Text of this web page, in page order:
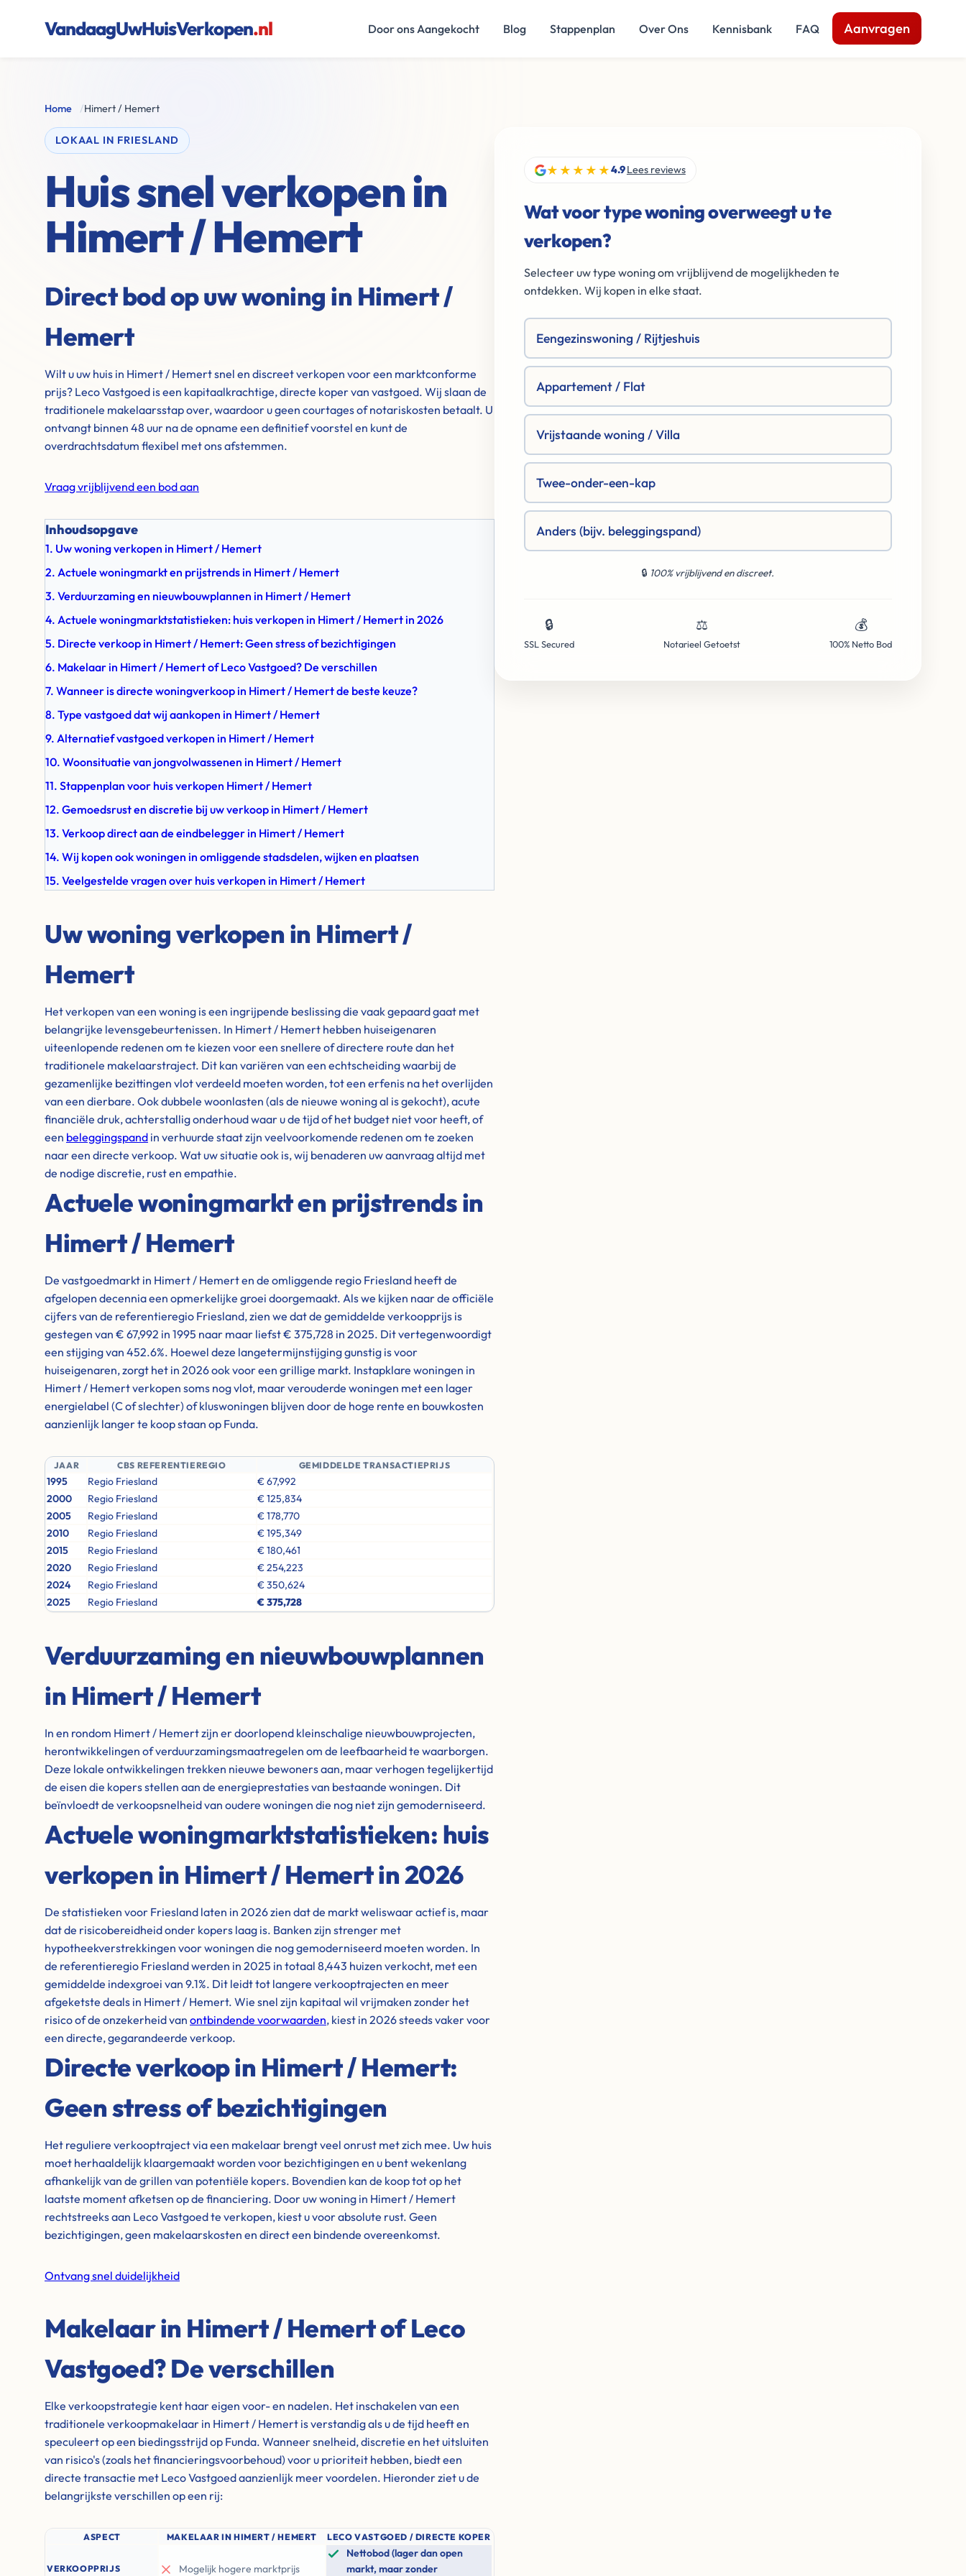
VandaagUwHuisVerkopen.nl Door ons Aangekocht Blog Stappenplan Over Ons Kennisbank FAQ Aanvragen
Home /Himert / Hemert
LOKAAL IN FRIESLAND
Huis snel verkopen in
Himert / Hemert
Direct bod op uw woning in Himert /
Hemert
Wilt u uw huis in Himert / Hemert snel en discreet verkopen voor een marktconforme
prijs? Leco Vastgoed is een kapitaalkrachtige, directe koper van vastgoed. Wij slaan de
traditionele makelaarsstap over, waardoor u geen courtages of notariskosten betaalt. U
ontvangt binnen 48 uur na de opname een definitief voorstel en kunt de
overdrachtsdatum flexibel met ons afstemmen.
Vraag vrijblijvend een bod aan
Inhoudsopgave
1. Uw woning verkopen in Himert / Hemert
2. Actuele woningmarkt en prijstrends in Himert / Hemert
3. Verduurzaming en nieuwbouwplannen in Himert / Hemert
4. Actuele woningmarktstatistieken: huis verkopen in Himert / Hemert in 2026
5. Directe verkoop in Himert / Hemert: Geen stress of bezichtigingen
6. Makelaar in Himert / Hemert of Leco Vastgoed? De verschillen
7. Wanneer is directe woningverkoop in Himert / Hemert de beste keuze?
8. Type vastgoed dat wij aankopen in Himert / Hemert
9. Alternatief vastgoed verkopen in Himert / Hemert
10. Woonsituatie van jongvolwassenen in Himert / Hemert
11. Stappenplan voor huis verkopen Himert / Hemert
12. Gemoedsrust en discretie bij uw verkoop in Himert / Hemert
13. Verkoop direct aan de eindbelegger in Himert / Hemert
14. Wij kopen ook woningen in omliggende stadsdelen, wijken en plaatsen
15. Veelgestelde vragen over huis verkopen in Himert / Hemert
Uw woning verkopen in Himert /
Hemert
Het verkopen van een woning is een ingrijpende beslissing die vaak gepaard gaat met
belangrijke levensgebeurtenissen. In Himert / Hemert hebben huiseigenaren
uiteenlopende redenen om te kiezen voor een snellere of directere route dan het
traditionele makelaarstraject. Dit kan variëren van een echtscheiding waarbij de
gezamenlijke bezittingen vlot verdeeld moeten worden, tot een erfenis na het overlijden
van een dierbare. Ook dubbele woonlasten (als de nieuwe woning al is gekocht), acute
financiële druk, achterstallig onderhoud waar u de tijd of het budget niet voor heeft, of
een beleggingspand in verhuurde staat zijn veelvoorkomende redenen om te zoeken
naar een directe verkoop. Wat uw situatie ook is, wij benaderen uw aanvraag altijd met
de nodige discretie, rust en empathie.
Actuele woningmarkt en prijstrends in
Himert / Hemert
De vastgoedmarkt in Himert / Hemert en de omliggende regio Friesland heeft de
afgelopen decennia een opmerkelijke groei doorgemaakt. Als we kijken naar de officiële
cijfers van de referentieregio Friesland, zien we dat de gemiddelde verkoopprijs is
gestegen van € 67,992 in 1995 naar maar liefst € 375,728 in 2025. Dit vertegenwoordigt
een stijging van 452.6%. Hoewel deze langetermijnstijging gunstig is voor
huiseigenaren, zorgt het in 2026 ook voor een grillige markt. Instapklare woningen in
Himert / Hemert verkopen soms nog vlot, maar verouderde woningen met een lager
energielabel (C of slechter) of kluswoningen blijven door de hoge rente en bouwkosten
aanzienlijk langer te koop staan op Funda.
JAAR CBS REFERENTIEREGIO GEMIDDELDE TRANSACTIEPRIJS
1995 Regio Friesland
€ 67,992
2000
Regio Friesland
€ 125,834
2005
Regio Friesland
€ 178,770
2010
Regio Friesland
€ 195,349
2015
Regio Friesland
€ 180,461
2020
Regio Friesland
€ 254,223
2024
Regio Friesland
€ 350,624
2025
Regio Friesland € 375,728
Verduurzaming en nieuwbouwplannen
in Himert / Hemert
In en rondom Himert / Hemert zijn er doorlopend kleinschalige nieuwbouwprojecten,
herontwikkelingen of verduurzamingsmaatregelen om de leefbaarheid te waarborgen.
Deze lokale ontwikkelingen trekken nieuwe bewoners aan, maar verhogen tegelijkertijd
de eisen die kopers stellen aan de energieprestaties van bestaande woningen. Dit
beïnvloedt de verkoopsnelheid van oudere woningen die nog niet zijn gemoderniseerd.
Actuele woningmarktstatistieken: huis
verkopen in Himert / Hemert in 2026
De statistieken voor Friesland laten in 2026 zien dat de markt weliswaar actief is, maar
dat de risicobereidheid onder kopers laag is. Banken zijn strenger met
hypotheekverstrekkingen voor woningen die nog gemoderniseerd moeten worden. In
de referentieregio Friesland werden in 2025 in totaal 8,443 huizen verkocht, met een
gemiddelde indexgroei van 9.1%. Dit leidt tot langere verkooptrajecten en meer
afgeketste deals in Himert / Hemert. Wie snel zijn kapitaal wil vrijmaken zonder het
risico of de onzekerheid van ontbindende voorwaarden, kiest in 2026 steeds vaker voor
een directe, gegarandeerde verkoop.
Directe verkoop in Himert / Hemert:
Geen stress of bezichtigingen
Het reguliere verkooptraject via een makelaar brengt veel onrust met zich mee. Uw huis
moet herhaaldelijk klaargemaakt worden voor bezichtigingen en u bent wekenlang
afhankelijk van de grillen van potentiële kopers. Bovendien kan de koop tot op het
laatste moment afketsen op de financiering. Door uw woning in Himert / Hemert
rechtstreeks aan Leco Vastgoed te verkopen, kiest u voor absolute rust. Geen
bezichtigingen, geen makelaarskosten en direct een bindende overeenkomst.
Ontvang snel duidelijkheid
Makelaar in Himert / Hemert of Leco
Vastgoed? De verschillen
Elke verkoopstrategie kent haar eigen voor- en nadelen. Het inschakelen van een
traditionele verkoopmakelaar in Himert / Hemert is verstandig als u de tijd heeft en
speculeert op een biedingsstrijd op Funda. Wanneer snelheid, discretie en het uitsluiten
van risico's (zoals het financieringsvoorbehoud) voor u prioriteit hebben, biedt een
directe transactie met Leco Vastgoed aanzienlijk meer voordelen. Hieronder ziet u de
belangrijkste verschillen op een rij:
ASPECT MAKELAAR IN HIMERT / HEMERT LECO VASTGOED / DIRECTE KOPER
VERKOOPPRIJS Mogelijk hogere marktprijs
Nettobod (lager dan open
markt, maar zonder
★★★★★4.9Lees reviews
Wat voor type woning overweegt u te
verkopen?
Selecteer uw type woning om vrijblijvend de mogelijkheden te
ontdekken. Wij kopen in elke staat.
Eengezinswoning / Rijtjeshuis
Appartement / Flat
Vrijstaande woning / Villa
Twee-onder-een-kap
Anders (bijv. beleggingspand)
🔒 100% vrijblijvend en discreet.
🔒
SSL Secured
⚖️
Notarieel Getoetst
💰
100% Netto Bod